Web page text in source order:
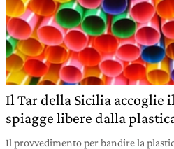
Il Tar della Sicilia accoglie
spiagge libere dalla
Il provvedimento per bandire la